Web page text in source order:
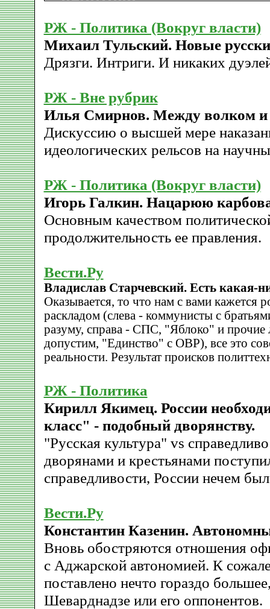
РЖ - Политика (Вокруг власти)
Михаил Тульский. Новые
Дрязги. Интриги. И никаких
РЖ - Вне рубрик
Илья Смирнов. Между волком
Дискуссию о высшей мере
идеологических рельсов на
РЖ - Политика (Вокруг власти)
Игорь Галкин. Нацарюю
Основным качеством
продолжительность ее правления.
Вести.Ру
Владислав Старчевский. Есть какая-
Оказывается, то что нам с вами кажется
раскладом (слева - коммунисты с
разуму, справа - СПС, "Яблоко" и прочие
допустим, "Единство" с ОВР), все это
реальности. Результат происков
РЖ - Политика
Кирилл Якимец. России
класс" - подобный дворянству.
"Русская культура" vs
дворянами и крестьянами
справедливости, России нечем
Вести.Ру
Константин Казенин.
Вновь обостряются отношения
с Аджарской автономией. К
поставлено нечто гораздо
Шеварднадзе или его оппонентов.